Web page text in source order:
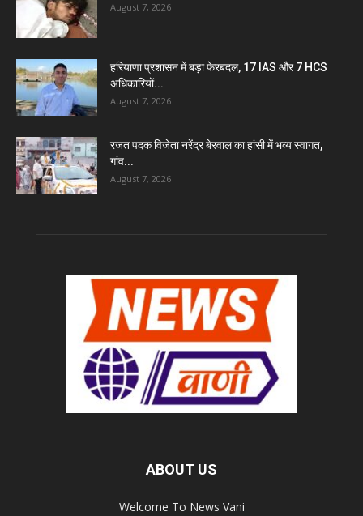
August 7, 2026
हरियाणा प्रशासन में बड़ा फेरबदल, 17 IAS और 7 HCS
अधिकारियों...
August 7, 2026
रजत पदक विजेता नरेंद्र बेरवाल का हांसी में भव्य स्वागत,
गांव...
August 7, 2026
ABOUT US
Welcome To News Vani